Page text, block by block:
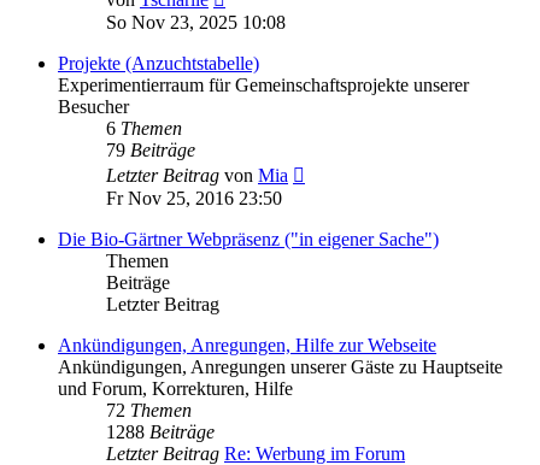
Beitrag
So Nov 23, 2025 10:08
Projekte (Anzuchtstabelle)
Experimentierraum für Gemeinschaftsprojekte unserer
Besucher
6 Themen
79 Beiträge
Letzter Beitrag von Mia
Fr Nov 25, 2016 23:50
Die Bio-Gärtner Webpräsenz ("in eigener Sache")
Themen
Beiträge
Letzter Beitrag
Ankündigungen, Anregungen, Hilfe zur Webseite
Ankündigungen, Anregungen unserer Gäste zu Hauptseite
und Forum, Korrekturen, Hilfe
72 Themen
1288 Beiträge
Letzter Beitrag Re: Werbung im Forum